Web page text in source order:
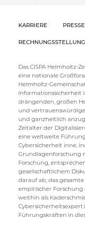
KARRIERE PRESSE
Das CISPA Helmholtz-
eine nationale
Helmholtz-
Informationssicherheit
drängenden, großen
und
und ganzheitlich
Zeitalter der
eine weltweite
Cybersicherheit inne,
Grundlagenforschung
Forschung,
gesellschaftlichem
darauf ab, das
empirischer
weithin als
Führungskräften in